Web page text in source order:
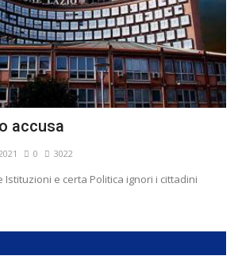
accusa
0 3022
Istituzioni e certa Politica ignori i cittadini